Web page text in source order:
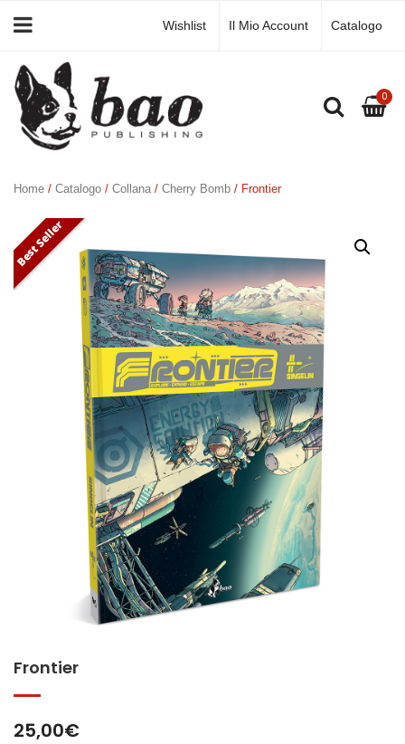
Wishlist Il Mio Account Catalogo
0
Home / Catalogo / Collana / Cherry Bomb / Frontier
Best Seller
Frontier
25,00€